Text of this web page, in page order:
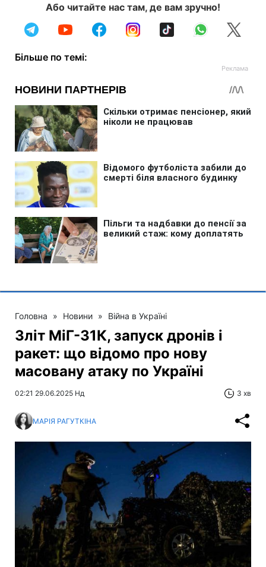
Або читайте нас там, де вам зручно!
Більше по темі:
Головна » Новини » Війна в Україні
Зліт МіГ-31К, запуск дронів і
ракет: що відомо про нову
масовану атаку по Україні
02:21 29.06.2025 Нд 3 хв
МАРІЯ РАГУТКІНА